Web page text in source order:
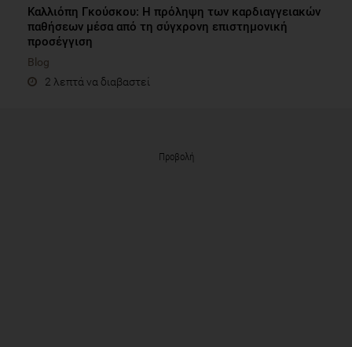
Καλλιόπη Γκούσκου: Η πρόληψη των καρδιαγγειακών
παθήσεων μέσα από τη σύγχρονη επιστημονική
προσέγγιση
Blog
2 λεπτά να διαβαστεί
Προβολή